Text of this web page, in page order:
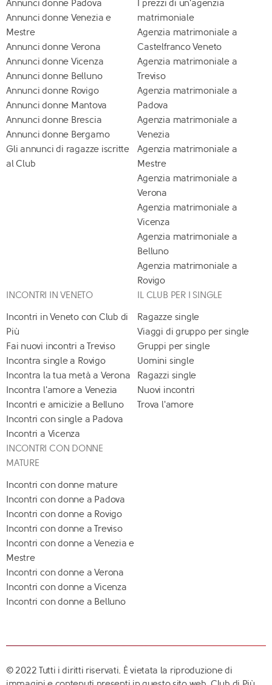
Annunci donne Padova
Annunci donne Venezia e
Mestre
Annunci donne Verona
Annunci donne Vicenza
Annunci donne Belluno
Annunci donne Rovigo
Annunci donne Mantova
Annunci donne Brescia
Annunci donne Bergamo
Gli annunci di ragazze iscritte
al Club
I prezzi di un'agenzia
matrimoniale
Agenzia matrimoniale a
Castelfranco Veneto
Agenzia matrimoniale a
Treviso
Agenzia matrimoniale a
Padova
Agenzia matrimoniale a
Venezia
Agenzia matrimoniale a
Mestre
Agenzia matrimoniale a
Verona
Agenzia matrimoniale a
Vicenza
Agenzia matrimoniale a
Belluno
Agenzia matrimoniale a
Rovigo
INCONTRI IN VENETO
Incontri in Veneto con Club di
Più
Fai nuovi incontri a Treviso
Incontra single a Rovigo
Incontra la tua metà a Verona
Incontra l'amore a Venezia
Incontri e amicizie a Belluno
Incontri con single a Padova
Incontri a Vicenza
IL CLUB PER I SINGLE
Ragazze single
Viaggi di gruppo per single
Gruppi per single
Uomini single
Ragazzi single
Nuovi incontri
Trova l'amore
INCONTRI CON DONNE
MATURE
Incontri con donne mature
Incontri con donne a Padova
Incontri con donne a Rovigo
Incontri con donne a Treviso
Incontri con donne a Venezia e
Mestre
Incontri con donne a Verona
Incontri con donne a Vicenza
Incontri con donne a Belluno
© 2022 Tutti i diritti riservati. È vietata la riproduzione di